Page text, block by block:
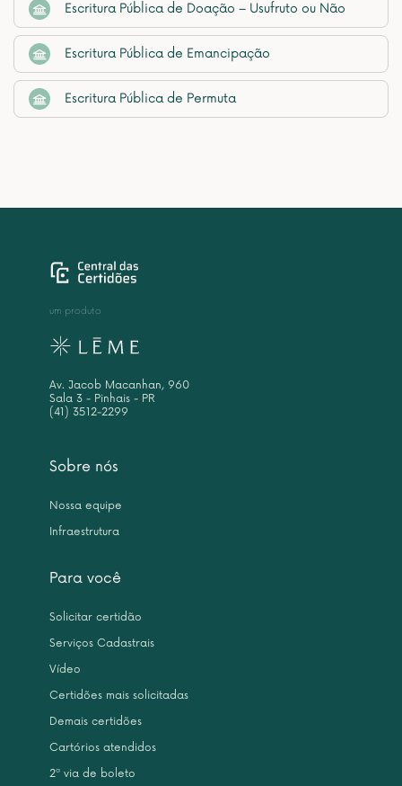
Escritura Pública de Doação – Usufruto ou Não
Escritura Pública de Emancipação
Escritura Pública de Permuta
Sobre nós
Nossa equipe
Infraestrutura
Para você
Solicitar certidão
Serviços Cadastrais
Vídeo
Certidões mais solicitadas
Demais certidões
Cartórios atendidos
2ª via de boleto
um produto
Av. Jacob Macanhan, 960
Sala 3 - Pinhais - PR
(41) 3512-2299